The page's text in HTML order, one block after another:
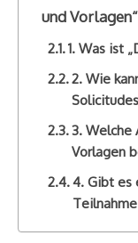
und Vorlagen“
1. Was ist
2. Wie
3. Welche
Vorlagen
4. Gibt es